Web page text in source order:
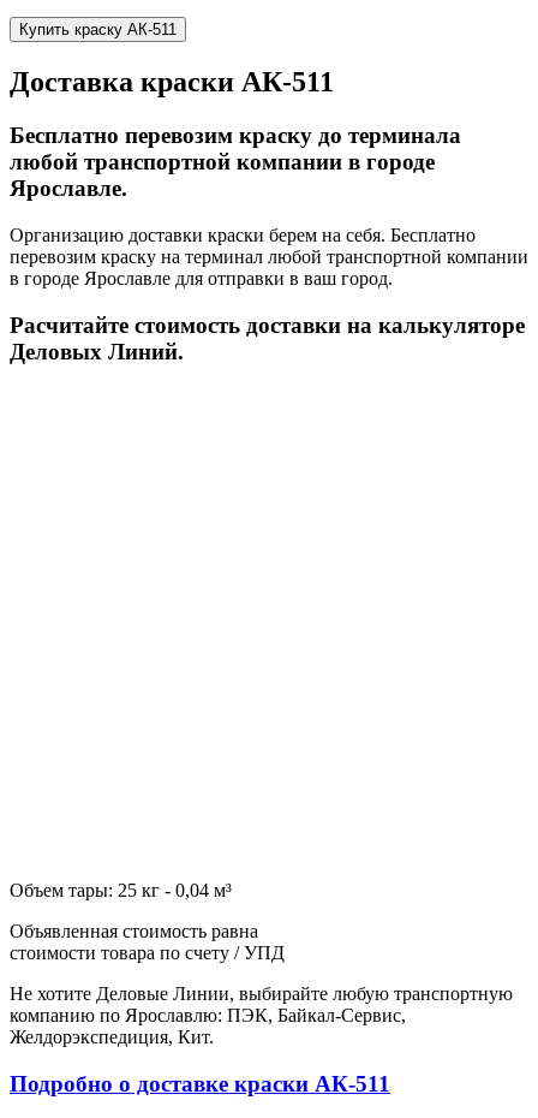
Купить краску АК-511
Доставка краски АК-511
Бесплатно перевозим краску до терминала
любой транспортной компании в городе
Ярославле.
Организацию доставки краски берем на себя. Бесплатно
перевозим краску на терминал любой транспортной компании
в городе Ярославле для отправки в ваш город.
Расчитайте стоимость доставки на калькуляторе
Деловых Линий.
Объем тары: 25 кг - 0,04 м³
Объявленная стоимость равна
стоимости товара по счету / УПД
Не хотите Деловые Линии, выбирайте любую транспортную
компанию по Ярославлю: ПЭК, Байкал-Сервис,
Желдорэкспедиция, Кит.
Подробно о доставке краски АК-511